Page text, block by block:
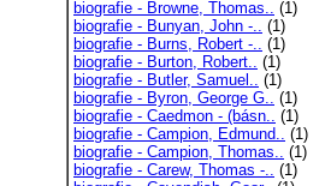
biografie - Browne, Thomas.. (1)
biografie - Bunyan, John -.. (1)
biografie - Burns, Robert -.. (1)
biografie - Burton, Robert.. (1)
biografie - Butler, Samuel.. (1)
biografie - Byron, George G.. (1)
biografie - Caedmon - (básn.. (1)
biografie - Campion, Edmund.. (1)
biografie - Campion, Thomas.. (1)
biografie - Carew, Thomas -.. (1)